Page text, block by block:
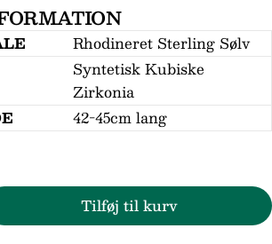
Rhodineret Sterling Sølv
Syntetisk Kubiske
Zirkonia
42-45cm lang
for Støvring Design Sølv
mængden for Støvring Design
Tilføj til kurv
med * er obligatoriske.
Send spørgsmål